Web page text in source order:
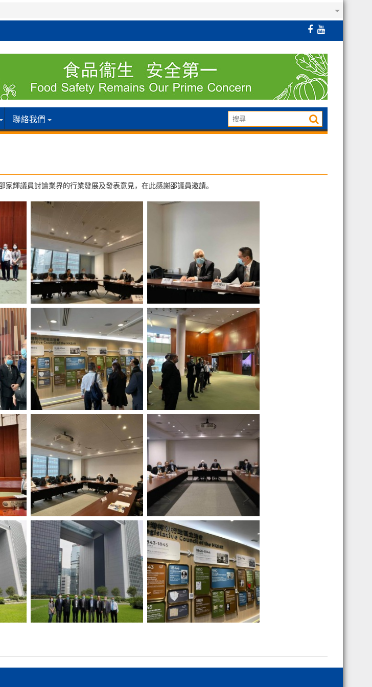
聯絡我們
輝議員討論業界的行業發展及發表意見，在此感謝邵議員邀請。